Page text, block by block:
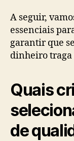
A seguir,
essenciais
garantir que
dinheiro
Quais
de